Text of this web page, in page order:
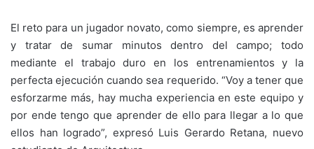
El reto para un jugador novato, como siempre, es aprender
y tratar de sumar minutos dentro del campo; todo
mediante el trabajo duro en los entrenamientos y la
perfecta ejecución cuando sea requerido. “Voy a tener que
esforzarme más, hay mucha experiencia en este equipo y
por ende tengo que aprender de ello para llegar a lo que
ellos han logrado”, expresó Luis Gerardo Retana, nuevo